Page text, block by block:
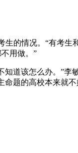
的情况。“有考生
用做。”
道该怎么办。”李
题的高校本来就